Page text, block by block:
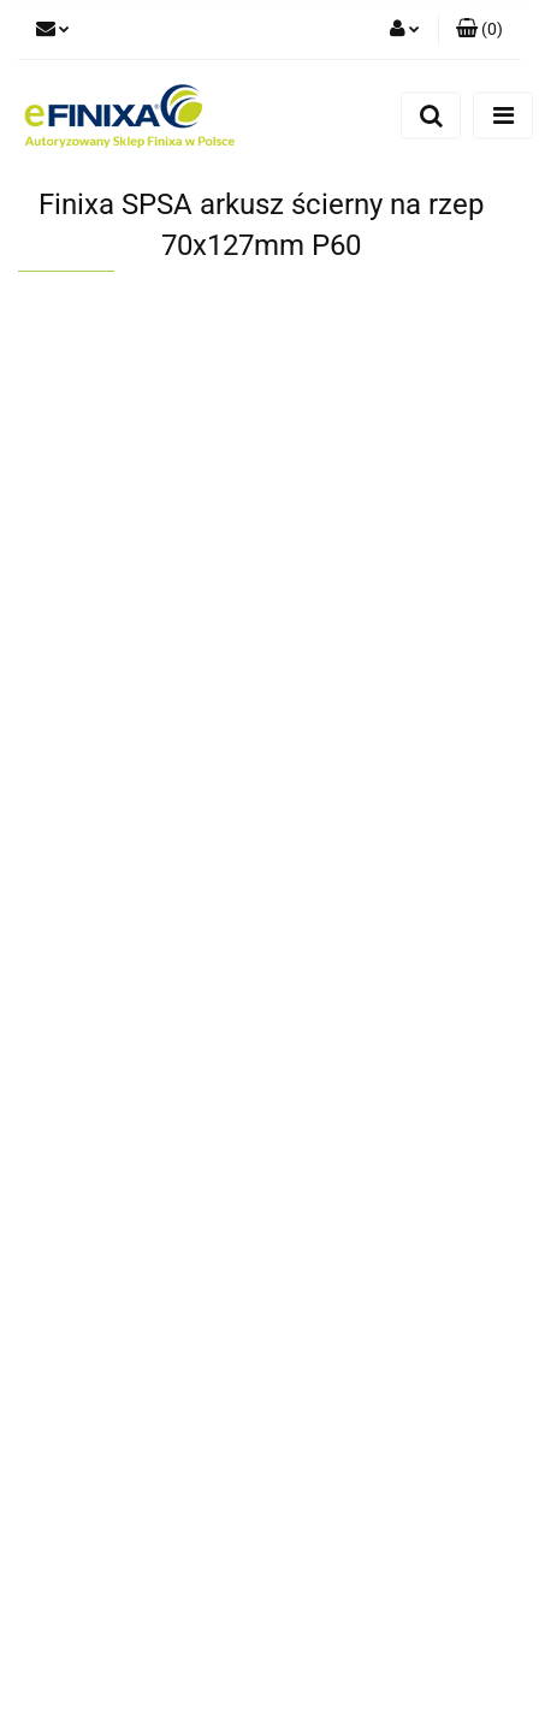
(0)
Finixa SPSA arkusz ścierny na rzep
70x127mm P60